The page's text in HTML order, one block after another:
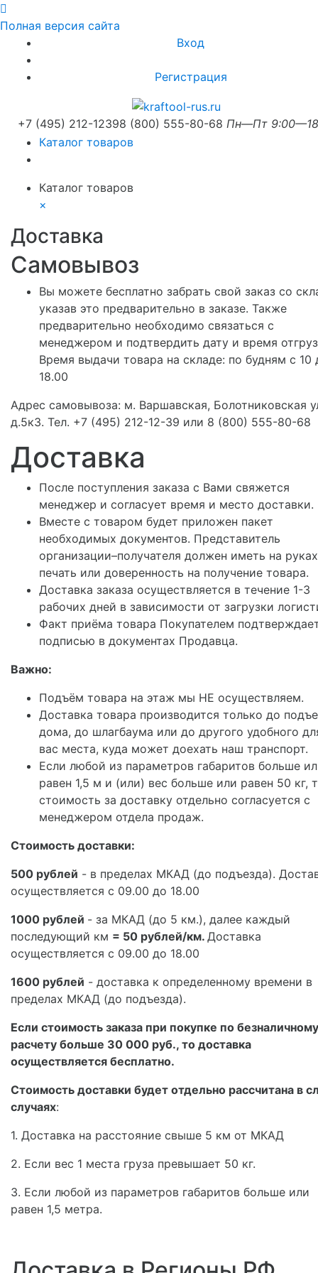
Полная версия сайта
Вход
Регистрация
+7 (495) 212-12398 (800) 555-80-68 Пн—Пт
Каталог товаров
Каталог товаров
×
Доставка
Самовывоз
Вы можете бесплатно забрать свой заказ со
указав это предварительно в заказе. Также
предварительно необходимо связаться с
менеджером и подтвердить дату и время
Время выдачи товара на складе: по будням с 10
18.00
Адрес самовывоза: м. Варшавская, Болотниковская
д.5к3. Тел. +7 (495) 212-12-39 или 8 (800) 555-80-68
Доставка
После поступления заказа с Вами свяжется
менеджер и согласует время и место доставки.
Вместе с товаром будет приложен пакет
необходимых документов. Представитель
организации–получателя должен иметь на руках
печать или доверенность на получение товара.
Доставка заказа осуществляется в течение 1-3
рабочих дней в зависимости от загрузки
Факт приёма товара Покупателем
подписью в документах Продавца.
Важно:
Подъём товара на этаж мы НЕ осуществляем.
Доставка товара производится только до
дома, до шлагбаума или до другого удобного
вас места, куда может доехать наш транспорт.
Если любой из параметров габаритов больше
равен 1,5 м и (или) вес больше или равен 50 кг,
стоимость за доставку отдельно согласуется с
менеджером отдела продаж.
Стоимость доставки:
500 рублей - в пределах МКАД (до подъезда).
осуществляется с 09.00 до 18.00
1000 рублей - за МКАД (до 5 км.), далее каждый
последующий км = 50 рублей/км. Доставка
осуществляется с 09.00 до 18.00
1600 рублей - доставка к определенному времени в
пределах МКАД (до подъезда).
Если стоимость заказа при покупке по безналичному
расчету больше 30 000 руб., то доставка
осуществляется бесплатно.
Стоимость доставки будет отдельно рассчитана в
случаях:
1. Доставка на расстояние свыше 5 км от МКАД
2. Если вес 1 места груза превышает 50 кг.
3. Если любой из параметров габаритов больше или
равен 1,5 метра.